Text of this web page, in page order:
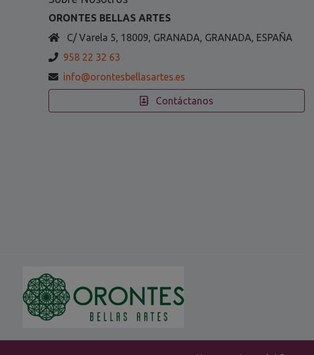
ORONTES BELLAS ARTES
C/ Varela 5, 18009, GRANADA, GRANADA, ESPAÑA
958 22 32 63
info@orontesbellasartes.es
Contáctanos